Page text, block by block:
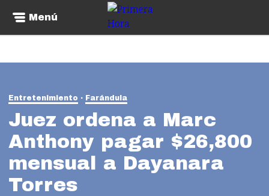
Menú
Entretenimiento Farándula
Juez ordena a Marc
Anthony pagar $26,800
mensual a Dayanara
Torres